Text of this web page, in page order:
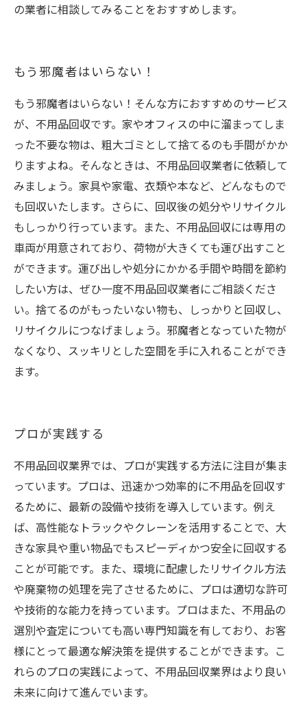
の業者に相談してみることをおすすめします。
もう邪魔者はいらない！
もう邪魔者はいらない！そんな方におすすめのサービス
が、不用品回収です。家やオフィスの中に溜まってしま
った不要な物は、粗大ゴミとして捨てるのも手間がかか
りますよね。そんなときは、不用品回収業者に依頼して
みましょう。家具や家電、衣類や本など、どんなもので
も回収いたします。さらに、回収後の処分やリサイクル
もしっかり行っています。また、不用品回収には専用の
車両が用意されており、荷物が大きくても運び出すこと
ができます。運び出しや処分にかかる手間や時間を節約
したい方は、ぜひ一度不用品回収業者にご相談くださ
い。捨てるのがもったいない物も、しっかりと回収し、
リサイクルにつなげましょう。邪魔者となっていた物が
なくなり、スッキリとした空間を手に入れることができ
ます。
プロが実践する
不用品回収業界では、プロが実践する方法に注目が集ま
っています。プロは、迅速かつ効率的に不用品を回収す
るために、最新の設備や技術を導入しています。例え
ば、高性能なトラックやクレーンを活用することで、大
きな家具や重い物品でもスピーディかつ安全に回収する
ことが可能です。また、環境に配慮したリサイクル方法
や廃棄物の処理を完了させるために、プロは適切な許可
や技術的な能力を持っています。プロはまた、不用品の
選別や査定についても高い専門知識を有しており、お客
様にとって最適な解決策を提供することができます。こ
れらのプロの実践によって、不用品回収業界はより良い
未来に向けて進んでいます。